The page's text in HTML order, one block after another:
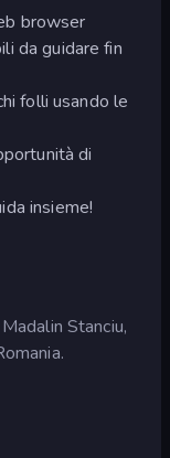
browser
da guidare fin
folli usando le
di
insieme!
Stanciu,